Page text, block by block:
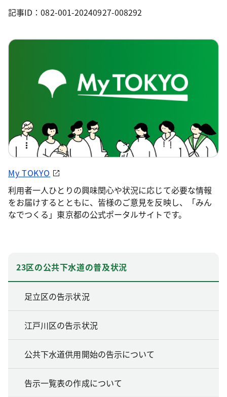
記事ID：082-001-20240927-008292
My TOKYO
利用者一人ひとりの興味関心や状況に応じて必要な情報
をお届けするとともに、皆様のご意見を反映し、「みん
なでつくる」東京都の公式ポータルサイトです。
23区の公共下水道の普及状況
足立区の告示状況
江戸川区の告示状況
公共下水道供用開始の告示について
告示一覧表の作成について